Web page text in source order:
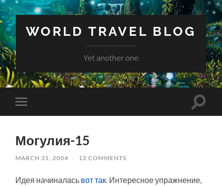
WORLD TRAVEL BLOG
Yet another one
Toggle
mobile
Toggle
Могулия-15
MARCH 31, 2004 / 12 COMMENTS
Идея начиналась вот так . Интересное упражнение,